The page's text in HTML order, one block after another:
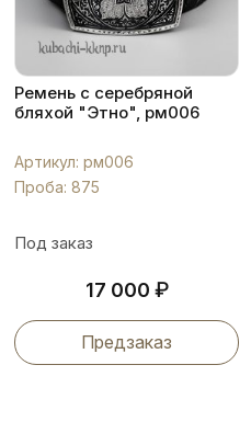
Ремень с серебряной
бляхой "Этно", рм006
Артикул: рм006
Проба: 875
Под заказ
17 000 ₽
Предзаказ